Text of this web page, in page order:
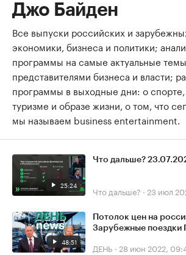
Джо Байден
Все выпуски российских и
экономики, бизнеса и политики;
программы на самые актуальные
представителями бизнеса и власти;
программы в выходные дни: о спорте,
туризме и образе жизни, о том, что
мы называем business entertainment.
25:24
Что дальше?
Что дальше? · 23 июл
48:51
Потолок цен на
Зарубежные поездки
ДЕНЬ · 28 июн 2022,